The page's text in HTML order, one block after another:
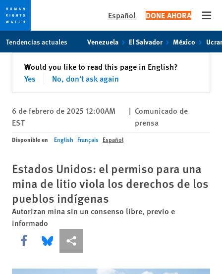
content
Español DONE AHORA
Tendencias actuales Venezuela El Salvador México
Would you like to read this page in English?
Yes
No, don't ask again
✕Cerrar
6 de febrero de 2025 12:00AM
EST
| Comunicado de
prensa
Disponible en English Français Español
Estados Unidos: el permiso para una
mina de litio viola los derechos de los
pueblos indígenas
Autorizan mina sin un consenso libre, previo e
informado
Share this via Facebook
Share this via Bluesky
Share this via Compartir